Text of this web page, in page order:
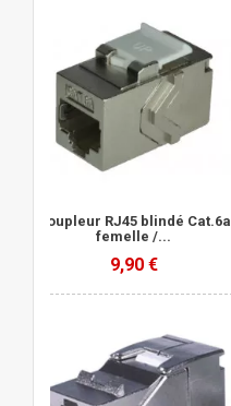
Coupleur RJ45 blindé Cat.6a
femelle /...
9,90 €